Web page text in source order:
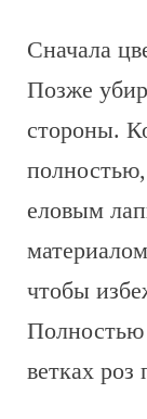
Сначала
Позже
стороны.
еловым
чтобы
Полностью
ветках роз